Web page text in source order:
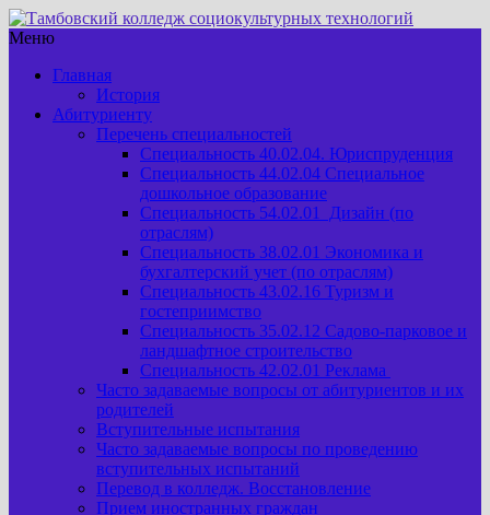
Меню
Главная
История
Абитуриенту
Перечень специальностей
Специальность 40.02.04. Юриспруденция
Специальность 44.02.04 Специальное
дошкольное образование
Специальность 54.02.01 Дизайн (по
отраслям)
Специальность 38.02.01 Экономика и
бухгалтерский учет (по отраслям)
Специальность 43.02.16 Туризм и
гостеприимство
Специальность 35.02.12 Садово-парковое и
ландшафтное строительство
Специальность 42.02.01 Реклама
Часто задаваемые вопросы от абитуриентов и их
родителей
Вступительные испытания
Часто задаваемые вопросы по проведению
вступительных испытаний
Перевод в колледж. Восстановление
Прием иностранных граждан